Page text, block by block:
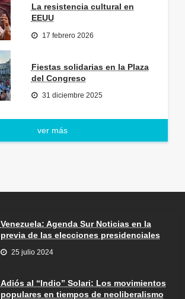
La resistencia cultural en
EEUU
17 febrero 2026
Fiestas solidarias en la Plaza
del Congreso
31 diciembre 2025
ver más
Venezuela: Agenda Sur Noticias en la
previa de las elecciones presidenciales
25 julio 2024
Adiós al “Indio” Solari: Los movimientos
populares en tiempos de neoliberalismo